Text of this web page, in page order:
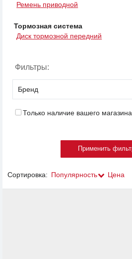
Ремень приводной
Тормозная система
Диск тормозной передний
Фильтры:
Бренд
Только наличие вашего магазина
Сортировка: Популярность Цена